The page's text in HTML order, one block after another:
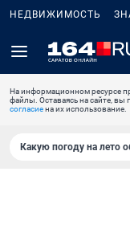
НЕДВИЖИМОСТЬ
На информационном ресурсе
файлы. Оставаясь на сайте, вы
согласиена их использование.
Какую погоду на лето